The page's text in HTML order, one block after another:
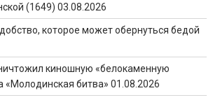
(1649) 03.08.2026
которое может обернуться бедой
киношную «белокаменную
«Молодинская битва» 01.08.2026